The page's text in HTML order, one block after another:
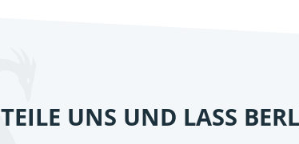
TEILE UNS UND LASS